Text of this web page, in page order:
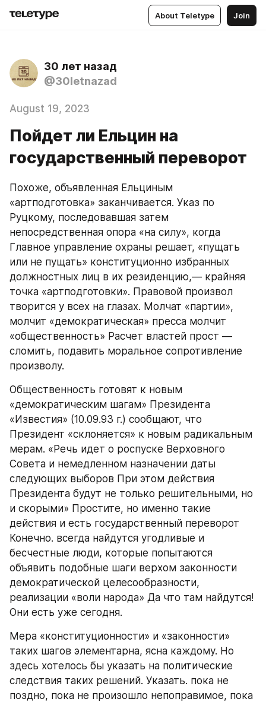
About Teletype Join
30 лет назад
@30letnazad
August 19, 2023
Пойдет ли Ельцин на
государственный переворот
Похоже, объявленная Ельциным
«артподготовка» заканчивается. Указ по
Руцкому, последовавшая затем
непосредственная опора «на силу», когда
Главное управление охраны решает, «пущать
или не пущать» конституционно избранных
должностных лиц в их резиденцию,— крайняя
точка «артподготовки». Правовой произвол
творится у всех на глазах. Молчат «партии»,
молчит «демократическая» пресса молчит
«общественность» Расчет властей прост —
сломить, подавить моральное сопротивление
произволу.
Общественность готовят к новым
«демократическим шагам» Президента
«Известия» (10.09.93 г.) сообщают, что
Президент «склоняется» к новым радикальным
мерам. «Речь идет о роспуске Верховного
Совета и немедленном назначении даты
следующих выборов При этом действия
Президента будут не только решительными, но
и скорыми» Простите, но именно такие
действия и есть государственный переворот
Конечно. всегда найдутся угодливые и
бесчестные люди, которые попытаются
объявить подобные шаги верхом законности
демократической целесообразности,
реализации «воли народа» Да что там найдутся!
Они есть уже сегодня.
Мера «конституционности» и «законности»
таких шагов элементарна, ясна каждому. Но
здесь хотелось бы указать на политические
следствия таких решений. Указать. пока не
поздно, пока не произошло непоправимое, пока